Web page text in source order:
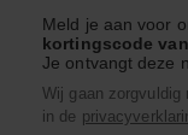
Meld je aan voor
kortingscode
Je ontvangt deze
Wij gaan zorgvuldig
in de